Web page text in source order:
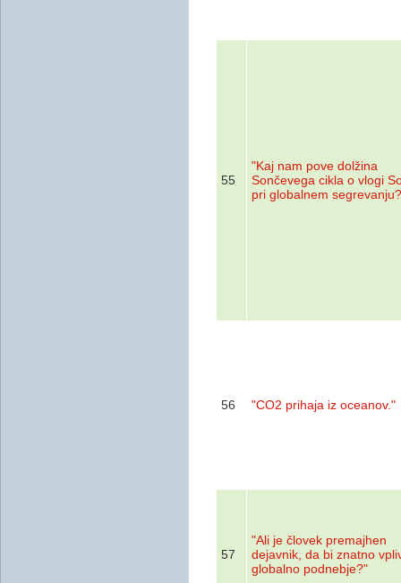
55
"Kaj nam pove dolžina
Sončevega cikla o vlogi
pri globalnem
56 "CO2 prihaja iz oceanov."
57
"Ali je človek premajhen
dejavnik, da bi znatno
globalno podnebje?"